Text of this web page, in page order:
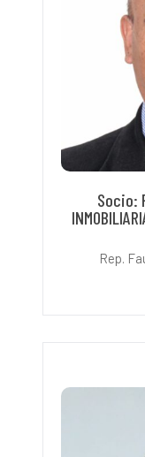
Socio:
Rep.